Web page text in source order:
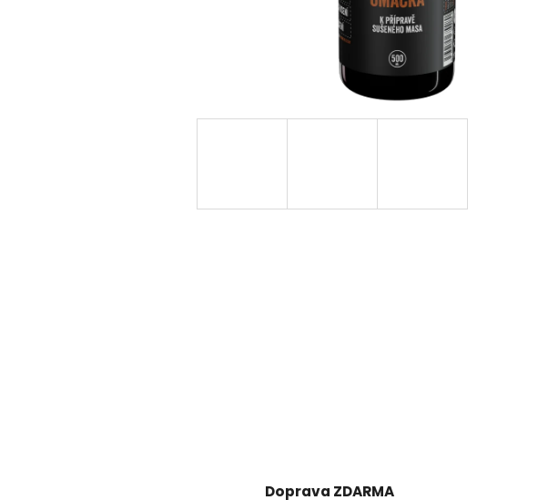
Doprava ZDARMA